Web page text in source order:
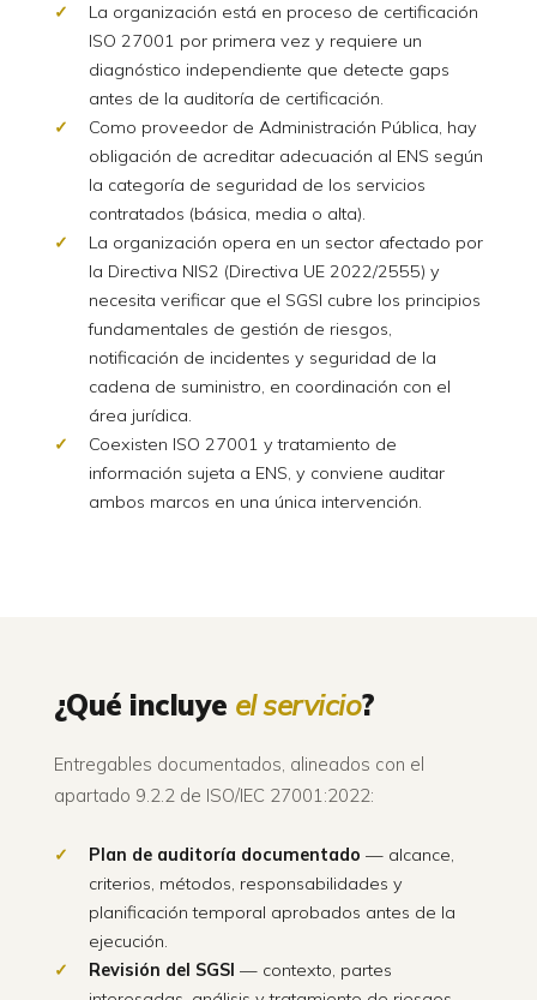
La organización está en proceso de certificación
ISO 27001 por primera vez y requiere un
diagnóstico independiente que detecte gaps
antes de la auditoría de certificación.
Como proveedor de Administración Pública, hay
obligación de acreditar adecuación al ENS según
la categoría de seguridad de los servicios
contratados (básica, media o alta).
La organización opera en un sector afectado por
la Directiva NIS2 (Directiva UE 2022/2555) y
necesita verificar que el SGSI cubre los principios
fundamentales de gestión de riesgos,
notificación de incidentes y seguridad de la
cadena de suministro, en coordinación con el
área jurídica.
Coexisten ISO 27001 y tratamiento de
información sujeta a ENS, y conviene auditar
ambos marcos en una única intervención.
¿Qué incluye el servicio?
Entregables documentados, alineados con el
apartado 9.2.2 de ISO/IEC 27001:2022:
Plan de auditoría documentado — alcance,
criterios, métodos, responsabilidades y
planificación temporal aprobados antes de la
ejecución.
Revisión del SGSI — contexto, partes